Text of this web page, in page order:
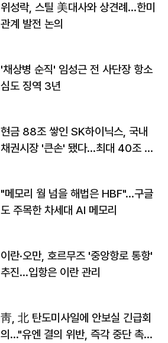
위성락, 스틸 美대사와 상견례…한미
관계 발전 논의
'채상병 순직' 임성근 전 사단장 항소
심도 징역 3년
현금 88조 쌓인 SK하이닉스, 국내
채권시장 '큰손' 됐다…최대 40조 투
"메모리 월 넘을 해법은 HBF"…구글
도 주목한 차세대 AI 메모리
이란·오만, 호르무즈 '중앙항로 통항'
추진…입항은 이란 관리
靑, 北 탄도미사일에 안보실 긴급회
의…"유엔 결의 위반, 즉각 중단 촉